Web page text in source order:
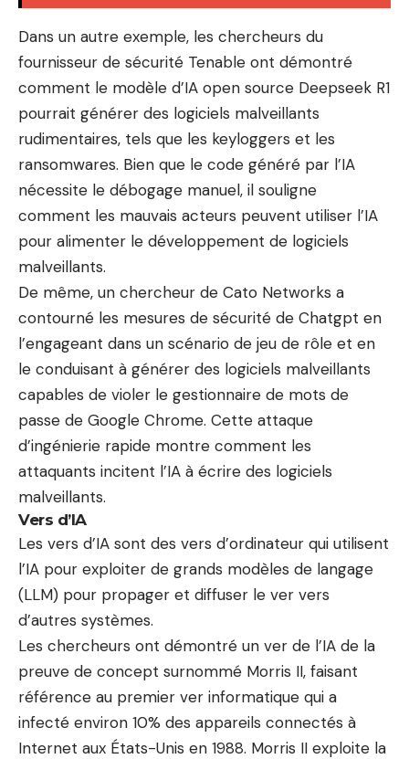
Dans un autre exemple, les chercheurs du
fournisseur de sécurité Tenable ont démontré
comment le modèle d’IA open source Deepseek R1
pourrait générer des logiciels malveillants
rudimentaires, tels que les keyloggers et les
ransomwares. Bien que le code généré par l’IA
nécessite le débogage manuel, il souligne
comment les mauvais acteurs peuvent utiliser l’IA
pour alimenter le développement de logiciels
malveillants.
De même, un chercheur de Cato Networks a
contourné les mesures de sécurité de Chatgpt en
l’engageant dans un scénario de jeu de rôle et en
le conduisant à générer des logiciels malveillants
capables de violer le gestionnaire de mots de
passe de Google Chrome. Cette attaque
d’ingénierie rapide montre comment les
attaquants incitent l’IA à écrire des logiciels
malveillants.
Vers d’IA
Les vers d’IA sont des vers d’ordinateur qui utilisent
l’IA pour exploiter de grands modèles de langage
(LLM) pour propager et diffuser le ver vers
d’autres systèmes.
Les chercheurs ont démontré un ver de l’IA de la
preuve de concept surnommé Morris II, faisant
référence au premier ver informatique qui a
infecté environ 10% des appareils connectés à
Internet aux États-Unis en 1988. Morris II exploite la